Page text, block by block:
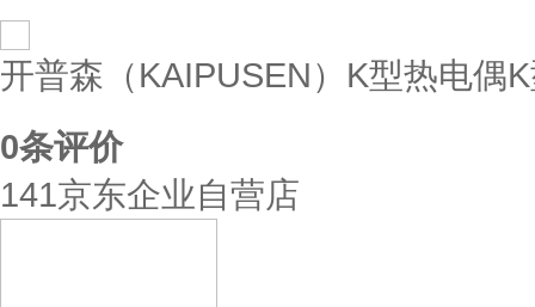
开普森（KAIPUSEN）K型热电偶
0条评价
141京东企业自营店